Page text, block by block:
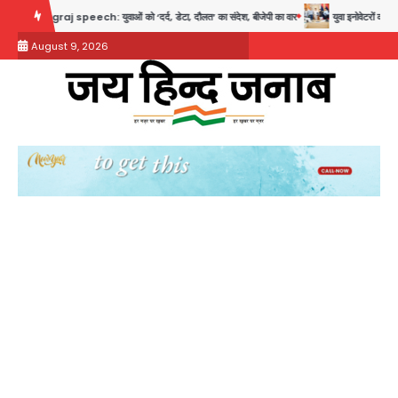
content
speech: युवाओं को ‘दर्द, डेटा, दौलत’ का संदेश, बीजेपी का वार युवा इनोवेटरों की सोच से
August 9, 2026